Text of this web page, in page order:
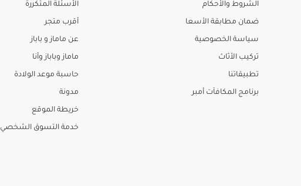
الشروط والأحكام
ضمان مطابقة الأسعا
سياسة الخصوصية
تركيب الأثاث
تطبيقاتنا
برنامج المكافآت أمبر
الأسئلة المتكررة
أقرب متجر
عن ماماز و باباز
ماماز وباباز وأنا
حاسبة موعد الولادة
مدونة
خريطة الموقع
خدمة التسوق الشخصي